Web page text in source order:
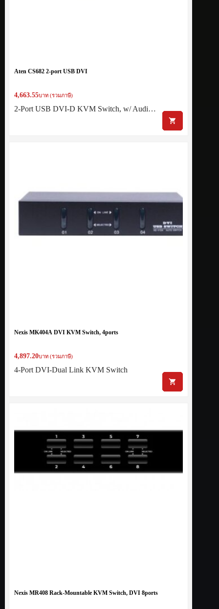
Aten CS682 2-port USB DVI
4,663.55บาท (รวมภาษี)
2-Port USB DVI-D KVM Switch, w/ Audi…
Nexis MK404A DVI KVM Switch, 4ports
4,897.20บาท (รวมภาษี)
4-Port DVI-Dual Link KVM Switch
Nexis MR408 Rack-Mountable KVM Switch, DVI 8ports